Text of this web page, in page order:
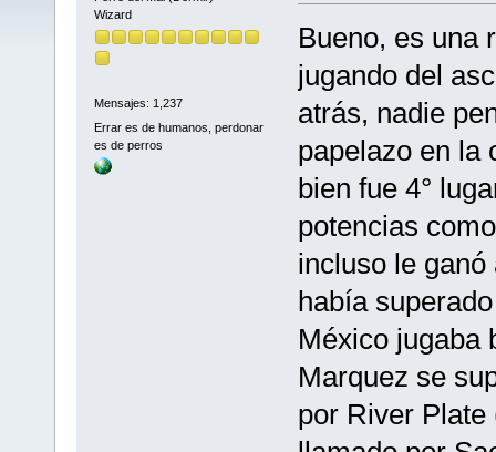
Wizard
Mensajes: 1,237
Errar es de humanos, perdonar
es de perros
Bueno, es una
jugando del
atrás, nadie
papelazo en la
bien fue 4°
potencias
incluso le
había
México jugaba
Marquez se
por River Plate